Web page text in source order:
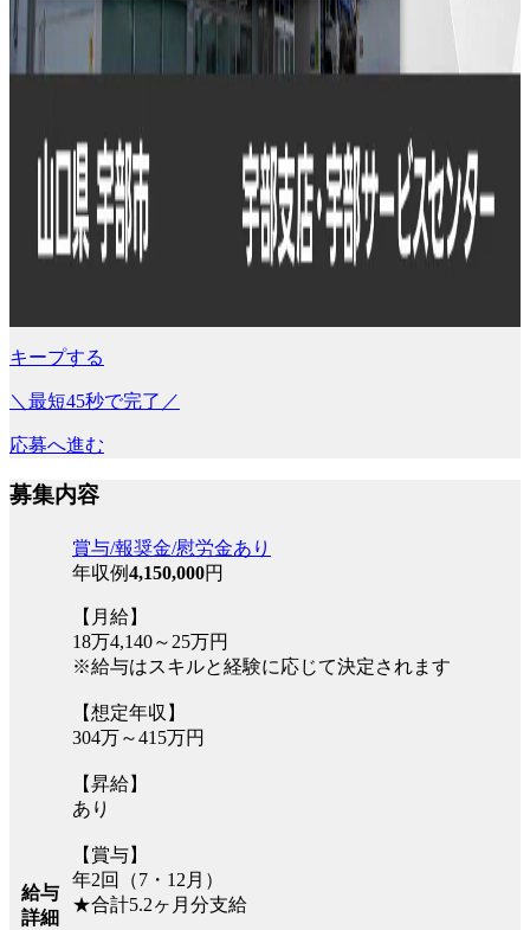
キープする
＼最短45秒で完了／
応募へ進む
募集内容
給与
詳細
賞与/報奨金/慰労金あり
年収例4,150,000円
【月給】
18万4,140～25万円
※給与はスキルと経験に応じて決定されます
【想定年収】
304万～415万円
【昇給】
あり
【賞与】
年2回（7・12月）
★合計5.2ヶ月分支給